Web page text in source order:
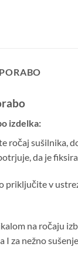
izdelka:
ročaj sušilnika,
da je
priključite v
na ročaju
I za nežno